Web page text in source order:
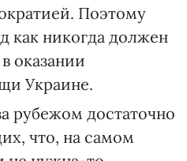
Поэтому
как никогда должен
оказании
Украине.
рубежом достаточно
что, на самом